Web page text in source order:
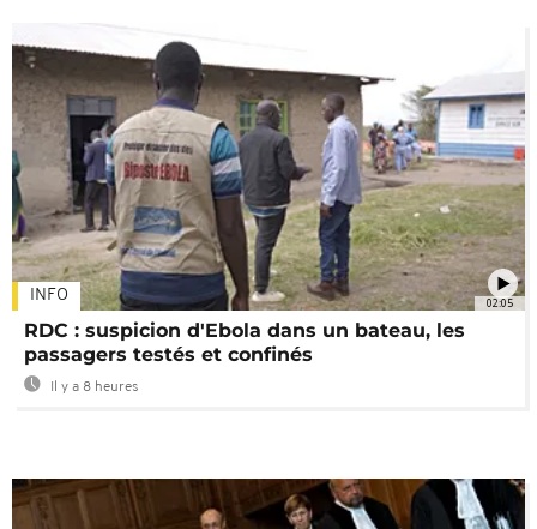
02:05
INFO
RDC : suspicion d'Ebola dans un bateau, les
passagers testés et confinés
Il y a 8 heures